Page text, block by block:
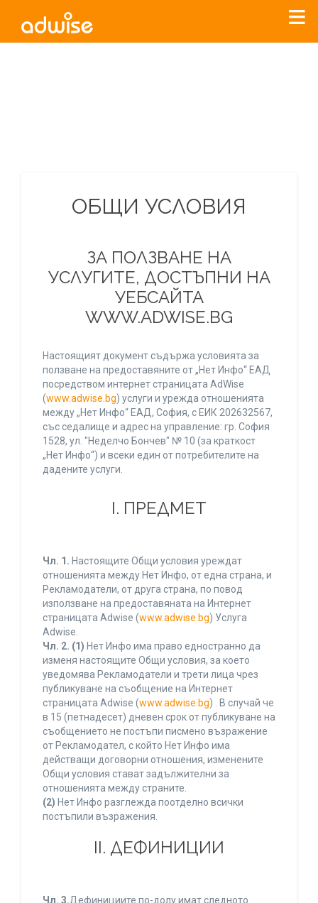
ОБЩИ УСЛОВИЯ
ЗА ПОЛЗВАНЕ НА
УСЛУГИТЕ, ДОСТЪПНИ НА
УЕБСАЙТА
WWW.ADWISE.BG
Настоящият документ съдържа условията за
ползване на предоставяните от „Нет Инфо“ ЕАД
посредством интернет страницата AdWise
(www.adwise.bg) услуги и урежда отношенията
между „Нет Инфо“ ЕАД, София, с ЕИК 202632567,
със седалище и адрес на управление: гр. София
1528, ул. "Неделчо Бончев" № 10 (за краткост
„Нет Инфо“) и всеки един от потребителите на
дадените услуги.
І. ПРЕДМЕТ
Чл. 1. Настоящите Общи условия уреждат
отношенията между Нет Инфо, от една страна, и
Рекламодатели, от друга страна, по повод
използване на предоставяната на Интернет
страницата Adwise (www.adwise.bg) Услуга
Adwise.
Чл. 2. (1) Нет Инфо има право едностранно да
изменя настоящите Общи условия, за което
уведомява Рекламодатели и трети лица чрез
публикуване на съобщение на Интернет
страницата Adwise (www.adwise.bg) . В случай че
в 15 (петнадесет) дневен срок от публикуване на
съобщението не постъпи писмено възражение
от Рекламодател, с който Нет Инфо има
действащи договорни отношения, изменените
Общи условия стават задължителни за
отношенията между страните.
(2) Нет Инфо разглежда поотделно всички
постъпили възражения.
ІІ. ДЕФИНИЦИИ
Чл. 3.Дефинициите по-долу имат следното